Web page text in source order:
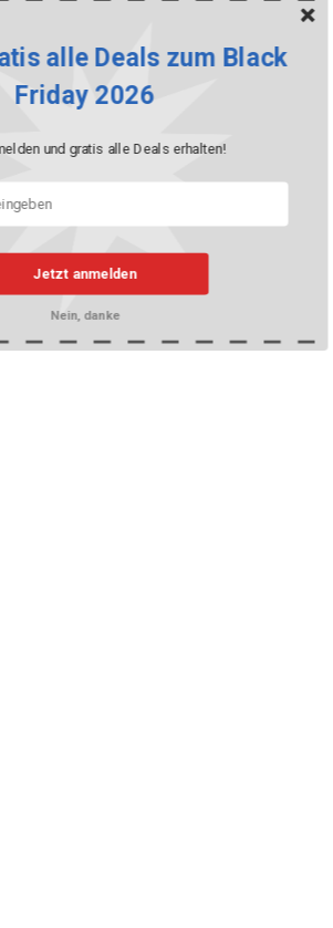
Jetzt anmelden
alle Deals zum Black
Friday 2026
und gratis alle Deals erhalten!
Nein, danke